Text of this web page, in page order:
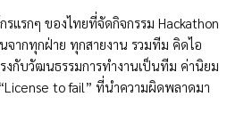
แรกๆ ของไทยที่จัดกิจกรรม Hackathon
จากทุกฝ่าย ทุกสายงาน รวมทีม คิดไอ
งกับวัฒนธรรมการทำงานเป็นทีม ค่านิยม
to fail” ที่นำความผิดพลาดมา